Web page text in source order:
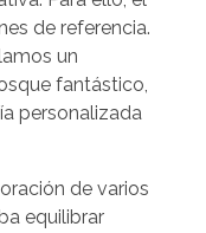
de referencia.
un
fantástico,
personalizada
de varios
equilibrar